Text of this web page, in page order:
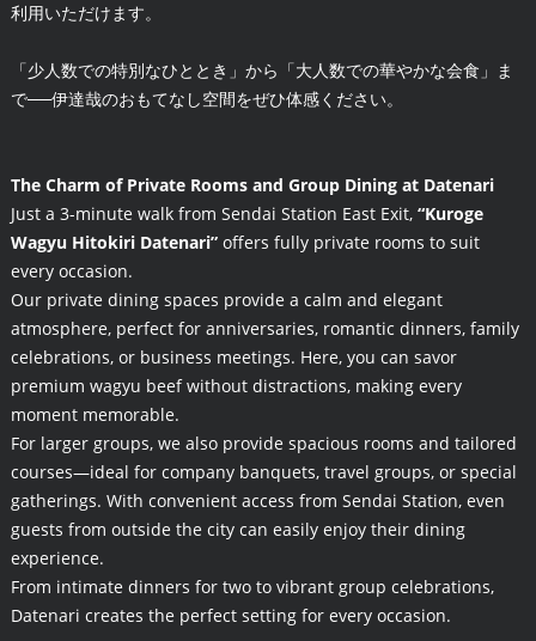
利用いただけます。
「少人数での特別なひととき」から「大人数での華やかな会食」ま
で──伊達哉のおもてなし空間をぜひ体感ください。
The Charm of Private Rooms and Group Dining at Datenari
Just a 3-minute walk from Sendai Station East Exit, “Kuroge
Wagyu Hitokiri Datenari”offers fully private rooms to suit
every occasion.
Our private dining spaces provide a calm and elegant
atmosphere, perfect for anniversaries, romantic dinners, family
celebrations, or business meetings. Here, you can savor
premium wagyu beef without distractions, making every
moment memorable.
For larger groups, we also provide spacious rooms and tailored
courses—ideal for company banquets, travel groups, or special
gatherings. With convenient access from Sendai Station, even
guests from outside the city can easily enjoy their dining
experience.
From intimate dinners for two to vibrant group celebrations,
Datenari creates the perfect setting for every occasion.